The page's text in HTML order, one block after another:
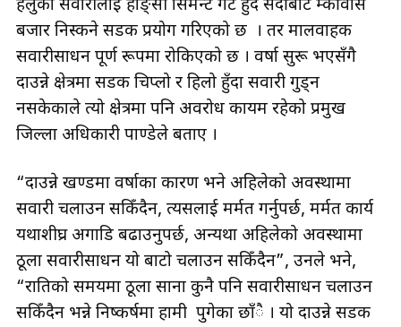
हलुका सवारीलाई होङ्सी सिमेन्ट गेट हुँदै सर्दीबाट दुम्कीवास
बजार निस्कने सडक प्रयोग गरिएको छ । तर मालवाहक
सवारीसाधन पूर्ण रूपमा रोकिएको छ । वर्षा सुरू भएसँगै
दाउन्ने क्षेत्रमा सडक चिप्लो र हिलो हुँदा सवारी गुड्न
नसकेकाले त्यो क्षेत्रमा पनि अवरोध कायम रहेको प्रमुख
जिल्ला अधिकारी पाण्डेले बताए ।
“दाउन्ने खण्डमा वर्षाका कारण भने अहिलेको अवस्थामा
सवारी चलाउन सकिँदैन, त्यसलाई मर्मत गर्नुपर्छ, मर्मत कार्य
यथाशीघ्र अगाडि बढाउनुपर्छ, अन्यथा अहिलेको अवस्थामा
ठूला सवारीसाधन यो बाटो चलाउन सकिँदैन”, उनले भने,
“रातिको समयमा ठूला साना कुनै पनि सवारीसाधन चलाउन
सकिँदैन भन्ने निष्कर्षमा हामी पुगेका छाँै । यो दाउन्ने सडक